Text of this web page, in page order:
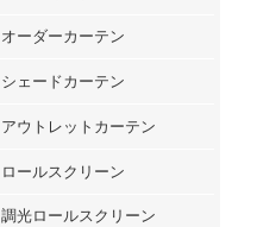
オーダーカーテン
シェードカーテン
アウトレットカーテン
ロールスクリーン
調光ロールスクリーン